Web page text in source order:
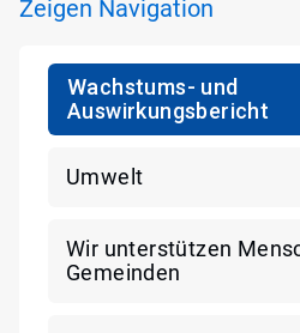
Zeigen Navigation
Wachstums- und
Auswirkungsbericht
Umwelt
Wir unterstützen
Gemeinden